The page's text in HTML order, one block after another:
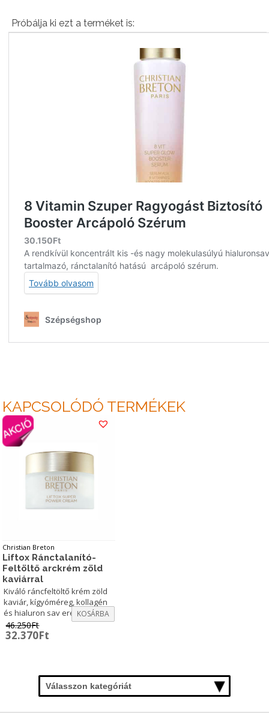
Próbálja ki ezt a terméket is:
KAPCSOLÓDÓ TERMÉKEK
Christian Breton
Liftox Ránctalanító-
Feltöltő arckrém zöld
kaviárral
Kiváló ráncfeltöltő krém zöld
kaviár, kígyóméreg, kollagén
és hialuron sav erejével.
46.250Ft
Original
32.370Ft
KOSÁRBA
Válasszon kategóriát